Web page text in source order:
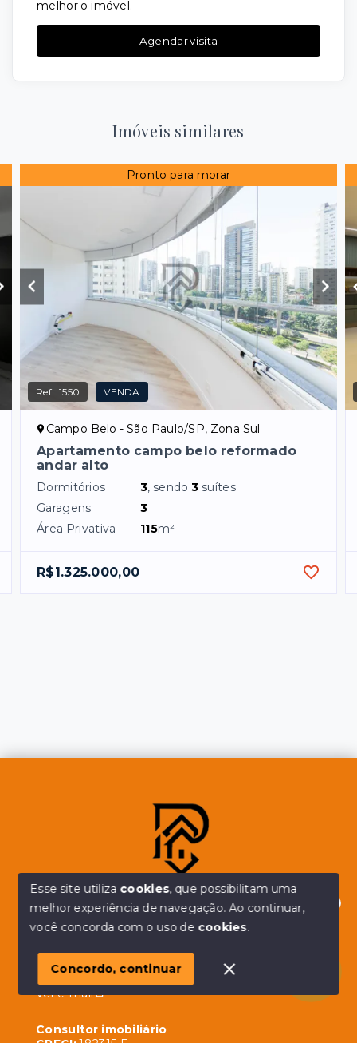
melhor o imóvel.
Agendar visita
Imóveis similares
Pronto para morar
Ref.:1550 VENDA
Campo Belo - São Paulo/SP, Zona Sul
Apartamento campo belo reformado
andar alto
Dormitórios 3, sendo3 suítes
Garagens
3
Área Privativa
115m²
R$1.325.000,00
Olá! em posso ajudar?
Alberico Simões
(11) 94932-2215
Ver e-mail
Consultor imobiliário
Esse site utiliza cookies, que possibilitam uma
melhor experiência de navegação.Ao continuar,
você concorda com o uso de cookies.
Concordo, continuar